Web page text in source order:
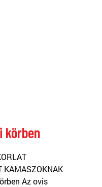
körben
KAMASZOKNAK
Az ovis